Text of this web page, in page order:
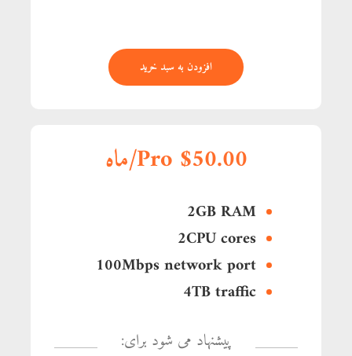
افزودن به سبد خرید
Pro $50.00/ماه
2GB RAM
2CPU cores
100Mbps network port
4TB traffic
پیشنهاد می شود برای: